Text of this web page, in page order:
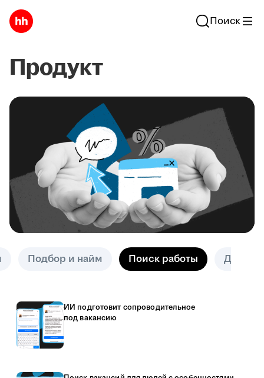
Поиск
Продукт
Подбор и найм Поиск работы Другое
ИИ подготовит сопроводительное
под вакансию